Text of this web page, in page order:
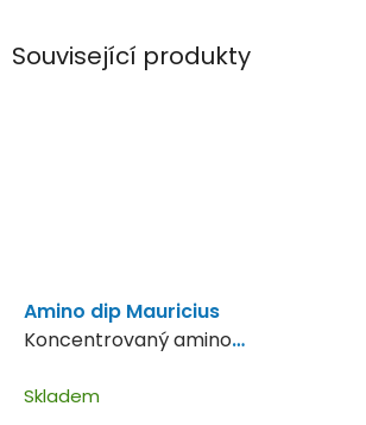
Související produkty
Amino dip Mauricius
Koncentrovaný amino
Skladem